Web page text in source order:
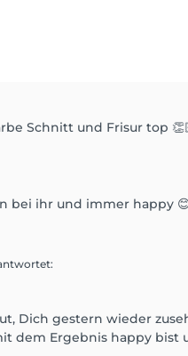
Schnitt und Frisur top
bei ihr und immer happy
:
Dich gestern wieder
dem Ergebnis happy bist